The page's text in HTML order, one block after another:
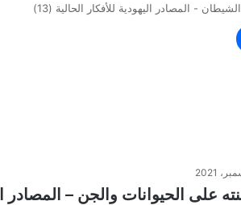
- المصادر اليهودية للأفكار الحالية (13)
على الحيوانات والجن – المصادر